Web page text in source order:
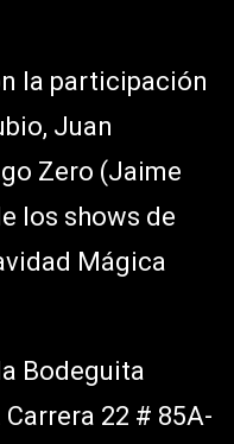
la participación
Juan
Zero (Jaime
los shows de
Mágica
Bodeguita
22 # 85A-